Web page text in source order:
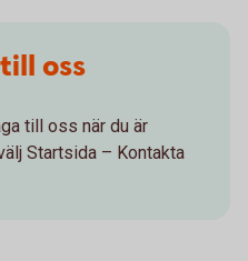
oss
till oss när du är
Startsida – Kontakta